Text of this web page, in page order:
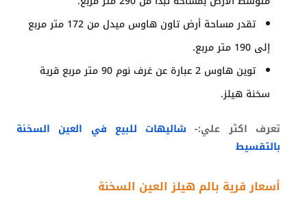
تقدر مساحة أرض تاون هاوس ميدل من 172 متر مربع
إلى 190 متر مربع.
توين هاوس 2 عبارة عن غرف نوم 90 متر مربع قرية
سخنة هيلز.
تعرف اكثر علي:- شاليهات للبيع في العين السخنة
بالتقسيط
أسعار قرية بالم هيلز العين السخنة